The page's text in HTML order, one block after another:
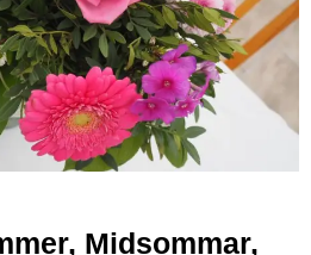
Midsommar,